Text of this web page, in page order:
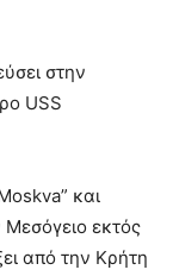
στην
USS
και
εκτός
από την Κρήτη